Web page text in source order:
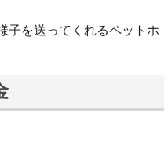
子を送ってくれるペットホ